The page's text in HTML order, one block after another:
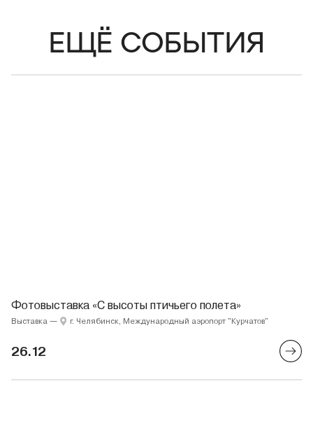
ЕЩЁ СОБЫТИЯ
Фотовыставка «С высоты птичьего полета»
Выставка — г. Челябинск, Международный аэропорт "Курчатов"
26.12